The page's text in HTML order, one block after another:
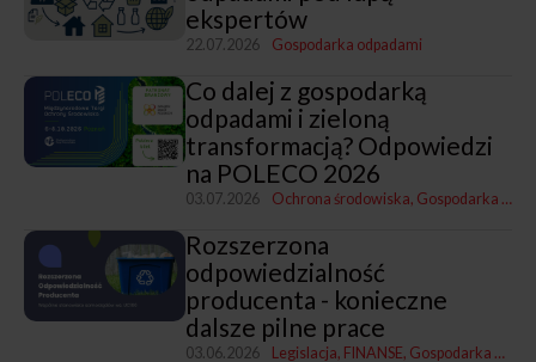
ekspertów
22.07.2026 Gospodarka odpadami
Co dalej z gospodarką
odpadami i zieloną
transformacją? Odpowiedzi
na POLECO 2026
03.07.2026 Ochrona środowiska Gospodarka odpadami
Rozszerzona
odpowiedzialność
producenta - konieczne
dalsze pilne prace
03.06.2026 Legislacja FINANSE Gospodarka odpadami